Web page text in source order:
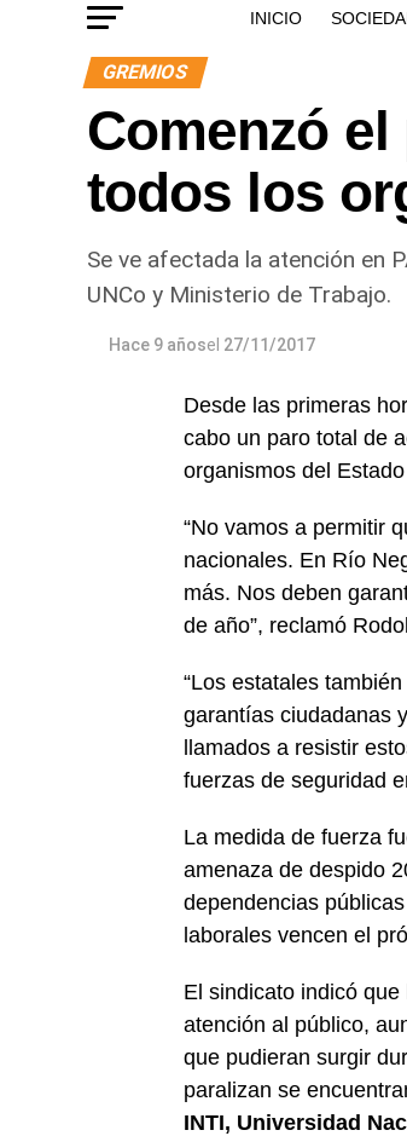
INICIO
GREMIOS
Comenzó
todos los
Se ve afectada la atención en
UNCo y Ministerio de Trabajo.
Hace 9 añosel 27/11/2017
Desde las primeras
cabo un paro total de
organismos del
“No vamos a permitir
nacionales. En Río
más. Nos deben
de año”, reclamó
“Los estatales
garantías ciudadanas
llamados a resistir
fuerzas de seguridad
La medida de fuerza
amenaza de despido
dependencias
laborales vencen el
El sindicato indicó
atención al público,
que pudieran surgir
paralizan se
INTI, Universidad